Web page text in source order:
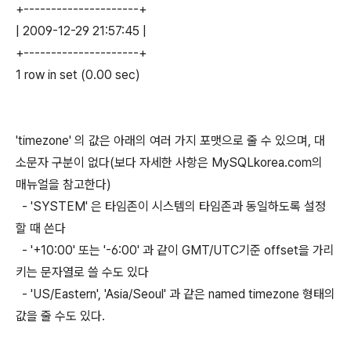
+---------------------+
| 2009-12-29 21:57:45 |
+---------------------+
1 row in set (0.00 sec)
'timezone' 의 값은 아래의 여러 가지 포맷으로 줄 수 있으며, 대
소문자 구분이 없다(보다 자세한 사항은 MySQLkorea.com의
매뉴얼을 참고한다)
- 'SYSTEM' 은 타임존이 시스템의 타임존과 동일하도록 설정
할 때 쓴다
- '+10:00' 또는 '-6:00' 과 같이 GMT/UTC기준 offset을 가리
키는 문자열로 쓸 수도 있다
- 'US/Eastern', 'Asia/Seoul' 과 같은 named timezone 형태의
값을 줄 수도 있다.